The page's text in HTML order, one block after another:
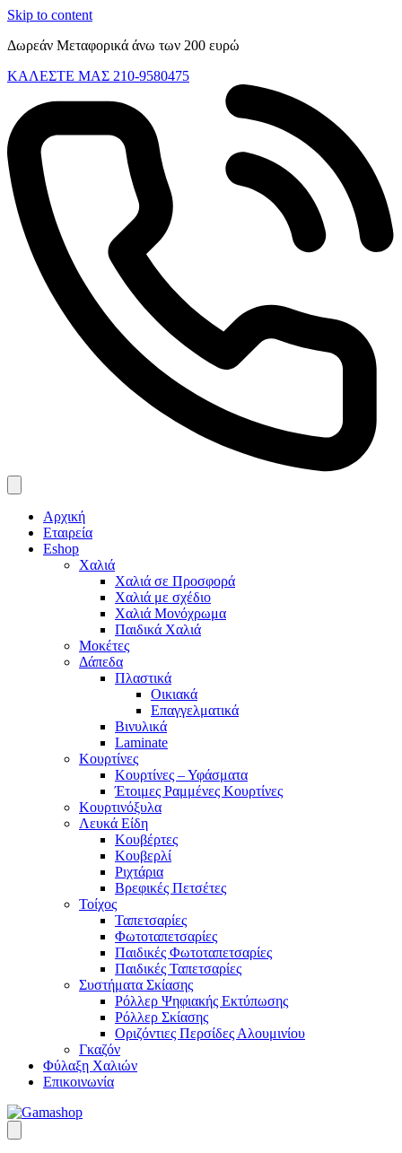
Skip to content
Δωρεάν Μεταφορικά άνω των 200 ευρώ
ΚΑΛΕΣΤΕ ΜΑΣ 210-9580475
Αρχική
Εταιρεία
Eshop
Χαλιά
Χαλιά σε Προσφορά
Χαλιά με σχέδιο
Χαλιά Μονόχρωμα
Παιδικά Χαλιά
Μοκέτες
Δάπεδα
Πλαστικά
Οικιακά
Επαγγελματικά
Βινυλικά
Laminate
Κουρτίνες
Κουρτίνες – Υφάσματα
Έτοιμες Ραμμένες Κουρτίνες
Κουρτινόξυλα
Λευκά Είδη
Κουβέρτες
Κουβερλί
Ριχτάρια
Βρεφικές Πετσέτες
Τοίχος
Ταπετσαρίες
Φωτοταπετσαρίες
Παιδικές Φωτοταπετσαρίες
Παιδικές Ταπετσαρίες
Συστήματα Σκίασης
Ρόλλερ Ψηφιακής Εκτύπωσης
Ρόλλερ Σκίασης
Οριζόντιες Περσίδες Αλουμινίου
Γκαζόν
Φύλαξη Χαλιών
Επικοινωνία